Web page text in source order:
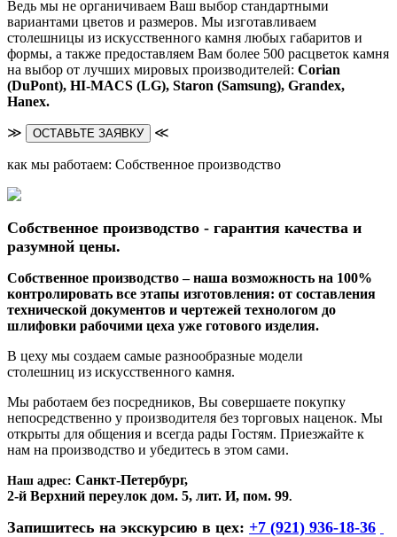
Ведь мы не органичиваем Ваш выбор стандартными
вариантами цветов и размеров. Мы изготавливаем
столешницы из искусственного камня любых габаритов и
формы, а также предоставляем Вам более 500 расцветок камня
на выбор от лучших мировых производителей: Corian
(DuPont), HI-MACS (LG), Staron (Samsung), Grandex,
Hanex.
≫ ОСТАВЬТЕ ЗАЯВКУ ≪
как мы работаем: Собственное производство
Собственное производство - гарантия качества и
разумной цены.
Собственное производство – наша возможность на 100%
контролировать все этапы изготовления: от составления
технической документов и чертежей технологом до
шлифовки рабочими цеха уже готового изделия.
В цеху мы создаем самые разнообразные модели
столешниц из искусственного камня.
Мы работаем без посредников, Вы совершаете покупку
непосредственно у производителя без торговых наценок. Мы
открыты для общения и всегда рады Гостям. Приезжайте к
нам на производство и убедитесь в этом сами.
Наш адрес: Санкт-Петербург,
2-й Верхний переулок дом. 5, лит. И, пом. 99.
Запишитесь на экскурсию в цех: +7 (921) 936-18-36